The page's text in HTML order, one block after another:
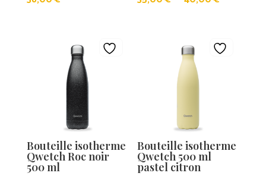
35,00 €
Bouteille isotherme
Qwetch Roc noir
500 ml
Bouteille isotherme
Qwetch 500 ml
pastel citron